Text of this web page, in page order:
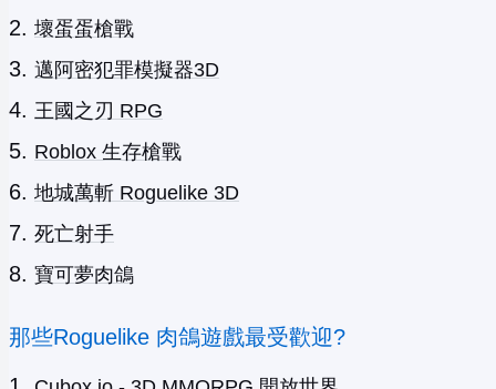
壞蛋蛋槍戰
邁阿密犯罪模擬器3D
王國之刃 RPG
Roblox 生存槍戰
地城萬斬 Roguelike 3D
死亡射手
寶可夢肉鴿
那些Roguelike 肉鴿遊戲最受歡迎?